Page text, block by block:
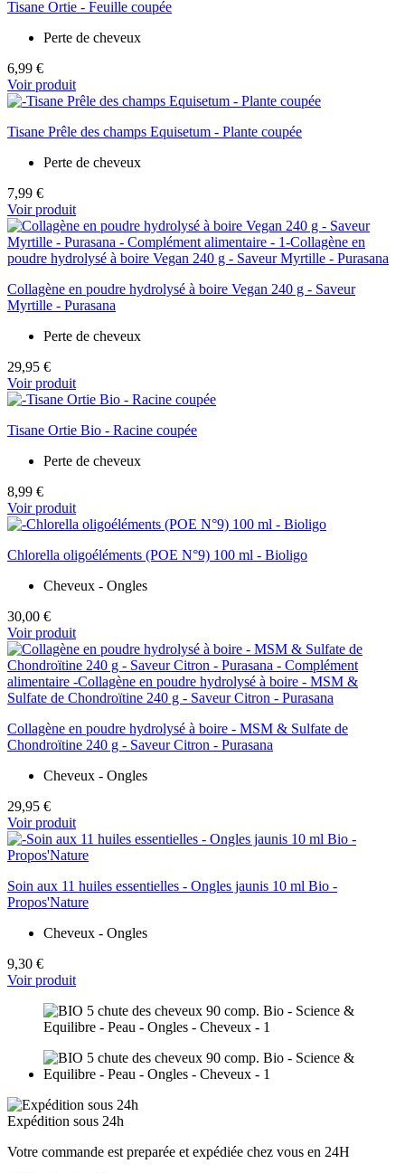
Tisane Ortie - Feuille coupée
Perte de cheveux
6,99 €
Voir produit
Tisane Prêle des champs Equisetum - Plante coupée
Perte de cheveux
7,99 €
Voir produit
Collagène en poudre hydrolysé à boire Vegan 240 g - Saveur
Myrtille - Purasana
Perte de cheveux
29,95 €
Voir produit
Tisane Ortie Bio - Racine coupée
Perte de cheveux
8,99 €
Voir produit
Chlorella oligoéléments (POE N°9) 100 ml - Bioligo
Cheveux - Ongles
30,00 €
Voir produit
Collagène en poudre hydrolysé à boire - MSM & Sulfate de
Chondroïtine 240 g - Saveur Citron - Purasana
Cheveux - Ongles
29,95 €
Voir produit
Soin aux 11 huiles essentielles - Ongles jaunis 10 ml Bio -
Propos'Nature
Cheveux - Ongles
9,30 €
Voir produit
Expédition sous 24h
Votre commande est preparée et expédiée chez vous en 24H